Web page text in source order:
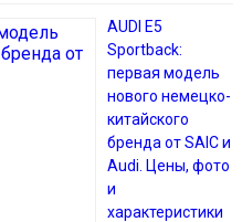
AUDI E5
Sportback:
первая модель
нового немецко-
китайского
бренда от SAIC и
Audi. Цены, фото
и
характеристики